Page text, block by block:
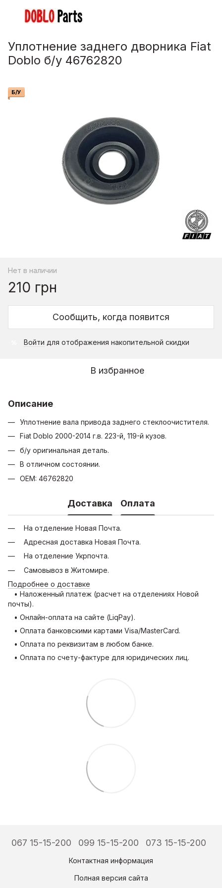
Уплотнение заднего дворника Fiat
Doblo б/у 46762820
Б/У
Нет в наличии
210 грн
Сообщить, когда появится
Войти для отображения накопительной скидки
В избранное
Описание
Уплотнение вала привода заднего стеклоочистителя.
Fiat Doblo 2000-2014 г.в. 223-й, 119-й кузов.
б/у оригинальная деталь.
В отличном состоянии.
OEM: 46762820
Доставка Оплата
На отделение Новая Почта.
Адресная доставка Новая Почта.
На отделение Укрпочта.
Самовывоз в Житомире.
Подробнее о доставке
• Наложенный платеж (расчет на отделениях Новой
почты).
• Онлайн-оплата на сайте (LiqPay).
• Оплата банковскими картами Visa/MasterCard.
• Оплата по реквизитам в любом банке.
• Оплата по счету-фактуре для юридических лиц.
067 15-15-200 099 15-15-200 073 15-15-200
Контактная информация
Полная версия сайта